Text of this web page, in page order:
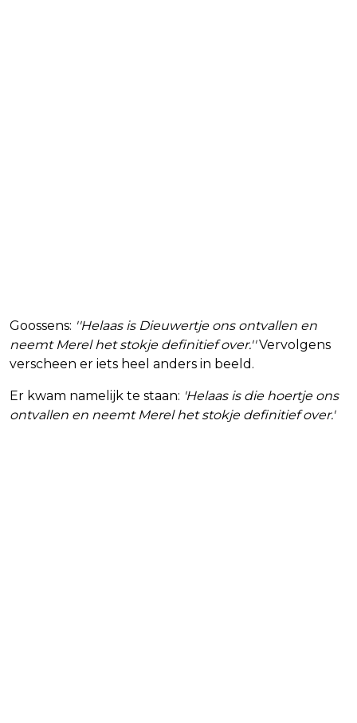
Goossens: ''Helaas is Dieuwertje ons ontvallen en
neemt Merel het stokje definitief over.''Vervolgens
verscheen er iets heel anders in beeld.
Er kwam namelijk te staan: 'Helaas is die hoertje ons
ontvallen en neemt Merel het stokje definitief over.'